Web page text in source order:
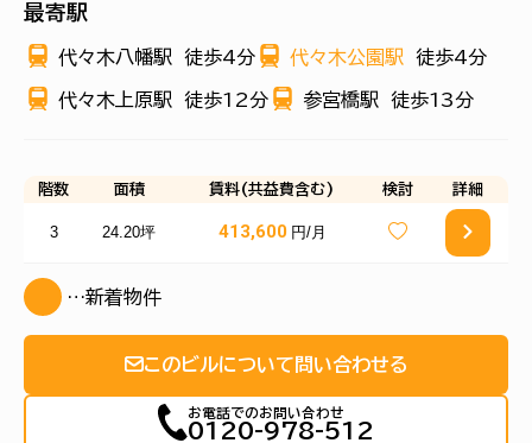
最寄駅
代々木八幡駅 徒歩4分 代々木公園駅 徒歩4分
代々木上原駅 徒歩12分 参宮橋駅 徒歩13分
階数 面積 賃料(共益費含む) 検討 詳細
3 24.20坪 413,600 円/月
…新着物件
このビルについて問い合わせる
お電話でのお問い合わせ
0120-978-512